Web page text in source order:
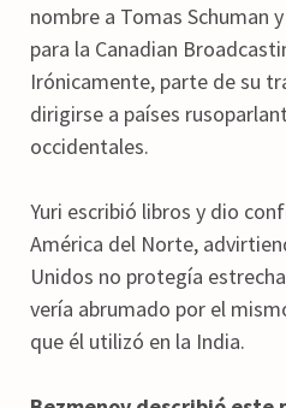
nombre a Tomas Schuman
para la Canadian
Irónicamente, parte de su
dirigirse a países
occidentales.
Yuri escribió libros y dio
América del Norte,
Unidos no protegía
vería abrumado por el
que él utilizó en la India.